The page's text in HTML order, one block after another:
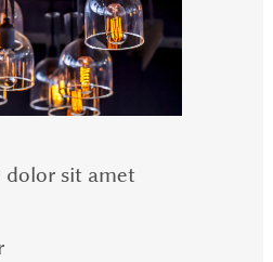
dolor sit amet